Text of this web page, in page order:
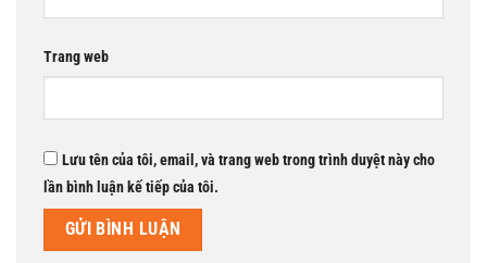
Trang web
Lưu tên của tôi, email, và trang web trong trình duyệt này cho
lần bình luận kế tiếp của tôi.